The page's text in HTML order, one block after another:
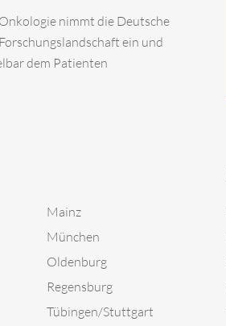
nimmt die Deutsche
ein und
dem Patienten
Mainz
München
Oldenburg
Regensburg
Tübingen/Stuttgart